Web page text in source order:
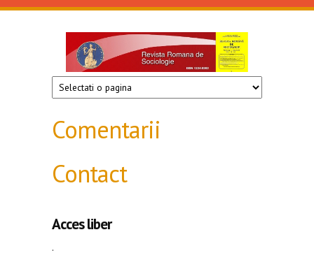
Mergi la conţinutul principal
Revista
de
sociologie
Comentarii
Contact
Acces liber
.